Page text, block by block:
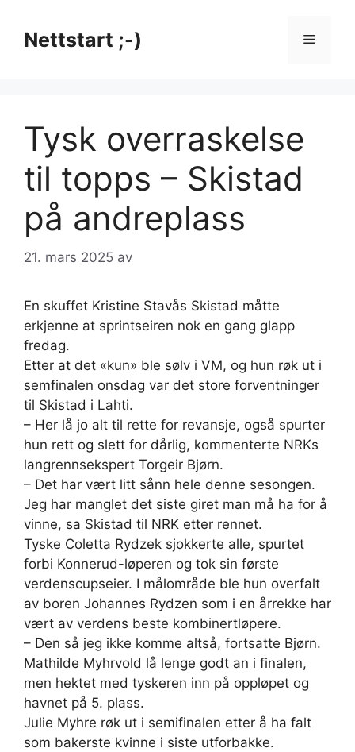
innholdNettstart ;-) Meny
Tysk overraskelse
til topps – Skistad
på andreplass
21. mars 2025 av
En skuffet Kristine Stavås Skistad måtte
erkjenne at sprintseiren nok en gang glapp
fredag.
Etter at det «kun» ble sølv i VM, og hun røk ut i
semfinalen onsdag var det store forventninger
til Skistad i Lahti.
– Her lå jo alt til rette for revansje, også spurter
hun rett og slett for dårlig, kommenterte NRKs
langrennsekspert Torgeir Bjørn.
– Det har vært litt sånn hele denne sesongen.
Jeg har manglet det siste giret man må ha for å
vinne, sa Skistad til NRK etter rennet.
Tyske Coletta Rydzek sjokkerte alle, spurtet
forbi Konnerud-løperen og tok sin første
verdenscupseier. I målområde ble hun overfalt
av boren Johannes Rydzen som i en årrekke har
vært av verdens beste kombinertløpere.
– Den så jeg ikke komme altså, fortsatte Bjørn.
Mathilde Myhrvold lå lenge godt an i finalen,
men hektet med tyskeren inn på oppløpet og
havnet på 5. plass.
Julie Myhre røk ut i semifinalen etter å ha falt
som bakerste kvinne i siste utforbakke.